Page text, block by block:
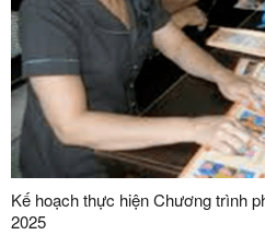
Kế hoạch thực hiện Chương trình
2025